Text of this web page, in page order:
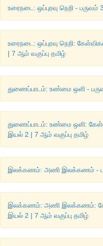
நாடு - 1. நாட்டை நேசி. 2.
ஆடு -1. ஆடு புல் தின்னும். 2.
நிற்கஅதற்குத்தக...
என் பொறுப்புகள் ....
1. எந்தச் சூழ்நிலையிலும்
2. அனைவரிடமும்
3. என் வாழ்வில் எளிமையைக்
4. திருக்குறள் கூறும்
உரைநடை: ஒப்புரவு நெறி -
உரைநடை: ஒப்புரவு நெறி:
| 7 ஆம் வகுப்பு தமிழ்
துணைப்பாடம்: உண்மை ஒளி -
துணைப்பாடம்: உண்மை ஒளி:
இயல் 2 | 7 ஆம் வகுப்பு தமிழ்
இலக்கணம்: அணி இலக்கணம் -
இலக்கணம்: அணி இலக்கணம்:
இயல் 2 | 7 ஆம் வகுப்பு தமிழ்